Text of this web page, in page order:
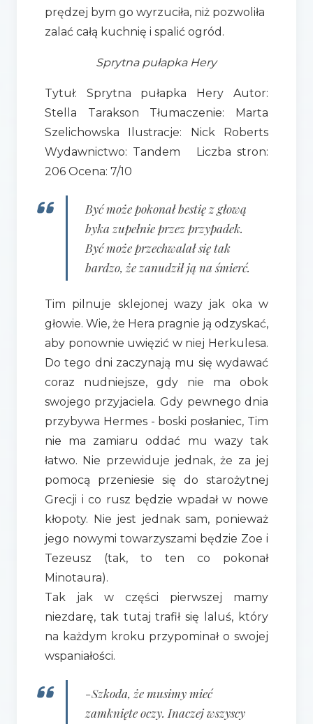
prędzej bym go wyrzuciła, niż pozwoliła
zalać całą kuchnię i spalić ogród.
Sprytna pułapka Hery
Tytuł: Sprytna pułapka Hery Autor:
Stella Tarakson Tłumaczenie: Marta
Szelichowska Ilustracje: Nick Roberts
Wydawnictwo: Tandem Liczba stron:
206 Ocena: 7/10
Być może pokonał bestię z głową
byka zupełnie przez przypadek.
Być może przechwalał się tak
bardzo, że zanudził ją na śmierć.
Tim pilnuje sklejonej wazy jak oka w
głowie. Wie, że Hera pragnie ją odzyskać,
aby ponownie uwięzić w niej Herkulesa.
Do tego dni zaczynają mu się wydawać
coraz nudniejsze, gdy nie ma obok
swojego przyjaciela. Gdy pewnego dnia
przybywa Hermes - boski posłaniec, Tim
nie ma zamiaru oddać mu wazy tak
łatwo. Nie przewiduje jednak, że za jej
pomocą przeniesie się do starożytnej
Grecji i co rusz będzie wpadał w nowe
kłopoty. Nie jest jednak sam, ponieważ
jego nowymi towarzyszami będzie Zoe i
Tezeusz (tak, to ten co pokonał
Minotaura).
Tak jak w części pierwszej mamy
niezdarę, tak tutaj trafił się laluś, który
na każdym kroku przypominał o swojej
wspaniałości.
-Szkoda, że musimy mieć
zamknięte oczy. Inaczej wszyscy